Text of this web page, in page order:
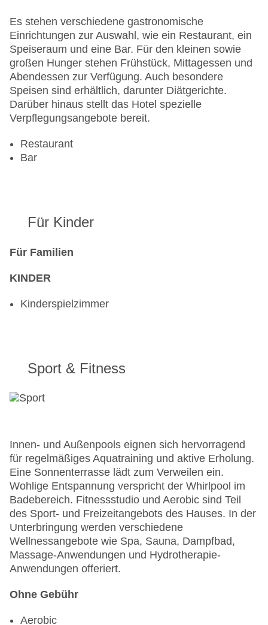
Zimmer: 65
Landeskategorie: 5 Sterne
Es stehen verschiedene gastronomische
Einrichtungen zur Auswahl, wie ein Restaurant, ein
Speiseraum und eine Bar. Für den kleinen sowie
großen Hunger stehen Frühstück, Mittagessen und
Abendessen zur Verfügung. Auch besondere
Speisen sind erhältlich, darunter Diätgerichte.
Darüber hinaus stellt das Hotel spezielle
Verpflegungsangebote bereit.
Restaurant
Bar
Für Kinder
Für Familien
KINDER
Kinderspielzimmer
Sport & Fitness
Innen- und Außenpools eignen sich hervorragend
für regelmäßiges Aquatraining und aktive Erholung.
Eine Sonnenterrasse lädt zum Verweilen ein.
Wohlige Entspannung verspricht der Whirlpool im
Badebereich. Fitnessstudio und Aerobic sind Teil
des Sport- und Freizeitangebots des Hauses. In der
Unterbringung werden verschiedene
Wellnessangebote wie Spa, Sauna, Dampfbad,
Massage-Anwendungen und Hydrotherapie-
Anwendungen offeriert.
Ohne Gebühr
Aerobic